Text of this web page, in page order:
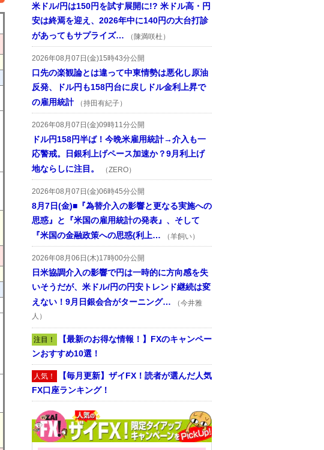
米ドル/円は150円を試す展開に!? 米ドル高・円
安は終焉を迎え、2026年中に140円の大台打診
があってもサプライズ…
（陳満咲杜）
2026年08月07日(金)15時43分公開
口先の楽観論とは違って中東情勢は悪化し原油
反発、ドル円も158円台に戻しドル金利上昇で
の雇用統計
（持田有紀子）
2026年08月07日(金)09時11分公開
ドル円158円半ば！今晩米雇用統計→介入も一
応警戒。日銀利上げペース加速か？9月利上げ
地ならしに注目。
（ZERO）
2026年08月07日(金)06時45分公開
8月7日(金)■『為替介入の影響と更なる実施への
思惑』と『米国の雇用統計の発表』、そして
『米国の金融政策への思惑(利上…
（羊飼い）
2026年08月06日(木)17時00分公開
日米協調介入の影響で円は一時的に方向感を失
いそうだが、米ドル/円の円安トレンド継続は変
えない！9月日銀会合がターニング…
（今井雅
人）
注目！ 【最新のお得な情報！】FXのキャンペー
ンおすすめ10選！
人気！ 【毎月更新】ザイFX！読者が選んだ人気
FX口座ランキング！